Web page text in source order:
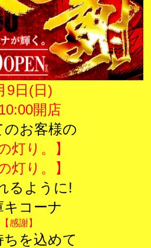
9日(日)
開店
のお客様の
灯り。】
灯り。】
るように!
キコーナ
【感謝】
ちを込めて